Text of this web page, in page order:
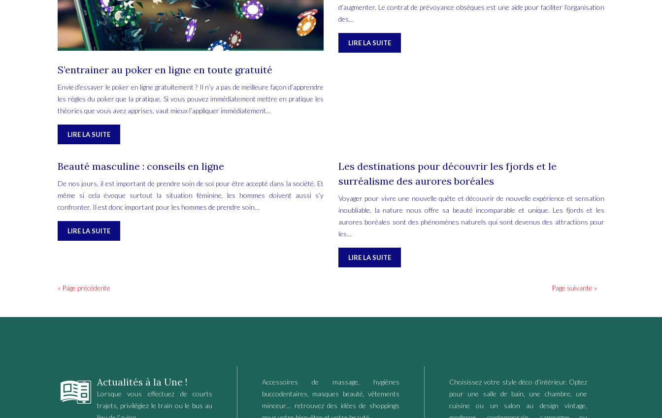
S’entrainer au poker en ligne en toute gratuité
Envie d’essayer le poker en ligne gratuitement ? Il n’y a pas de meilleure façon d’apprendre
les règles du poker que la pratique. Si vous pouvez immédiatement mettre en pratique les
théories que vous avez apprises, vaut mieux l’appliquer immédiatement…
LIRE LA SUITE
d’augmenter. Le contrat de prévoyance obsèques est une aide pour faciliter l’organisation
des…
LIRE LA SUITE
Beauté masculine : conseils en ligne
De nos jours, il est important de prendre soin de soi pour être accepté dans la société. Et
même si cela évoque surtout la situation féminine, les hommes doivent aussi s’y
confronter. Il est donc important pour les hommes de prendre soin…
LIRE LA SUITE
Les destinations pour découvrir les fjords et le
surréalisme des aurores boréales
Voyager pour vivre une nouvelle quête et découvrir de nouvelle expérience et sensation
inoubliable, la nature nous offre sa beauté incomparable et unique. Les fjords et les
aurores boréales sont des phénomènes naturels qui sont devenus des attractions pour
les…
LIRE LA SUITE
« Page précédente Page suivante »
Actualités à la Une !
Lorsque vous effectuez de courts
trajets, privilégiez le train ou le bus au
Accessoires de massage, hygiènes
buccodentaires, masques beauté, vêtements
minceur… retrouvez des idées de shoppings
Choisissez votre style déco d’intérieur. Optez
pour une salle de bain, une chambre, une
cuisine ou un salon au design vintage,